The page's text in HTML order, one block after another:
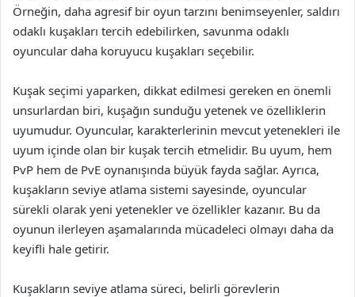
Örneğin, daha agresif bir oyun tarzını benimseyenler, saldırı
odaklı kuşakları tercih edebilirken, savunma odaklı
oyuncular daha koruyucu kuşakları seçebilir.
Kuşak seçimi yaparken, dikkat edilmesi gereken en önemli
unsurlardan biri, kuşağın sunduğu yetenek ve özelliklerin
uyumudur. Oyuncular, karakterlerinin mevcut yetenekleri ile
uyum içinde olan bir kuşak tercih etmelidir. Bu uyum, hem
PvP hem de PvE oynanışında büyük fayda sağlar. Ayrıca,
kuşakların seviye atlama sistemi sayesinde, oyuncular
sürekli olarak yeni yetenekler ve özellikler kazanır. Bu da
oyunun ilerleyen aşamalarında mücadeleci olmayı daha da
keyifli hale getirir.
Kuşakların seviye atlama süreci, belirli görevlerin